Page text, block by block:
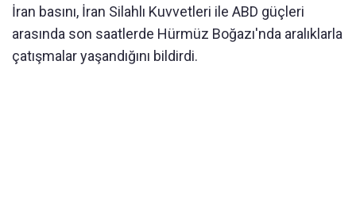
İran basını, İran Silahlı Kuvvetleri ile ABD güçleri
arasında son saatlerde Hürmüz Boğazı'nda aralıklarla
çatışmalar yaşandığını bildirdi.